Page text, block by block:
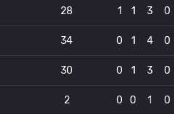
28 1 1 3 0
34 0 1 4 0
30 0 1 3 0
2 0 0 1 0